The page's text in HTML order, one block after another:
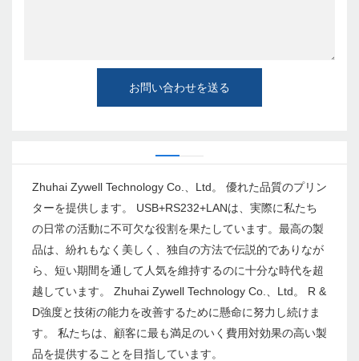
お問い合わせを送る
Zhuhai Zywell Technology Co.、Ltd。 優れた品質のプリン
ターを提供します。 USB+RS232+LANは、実際に私たち
の日常の活動に不可欠な役割を果たしています。最高の製
品は、紛れもなく美しく、独自の方法で伝説的でありなが
ら、短い期間を通して人気を維持するのに十分な時代を超
越しています。 Zhuhai Zywell Technology Co.、Ltd。 R &
D強度と技術の能力を改善するために懸命に努力し続けま
す。 私たちは、顧客に最も満足のいく費用対効果の高い製
品を提供することを目指しています。